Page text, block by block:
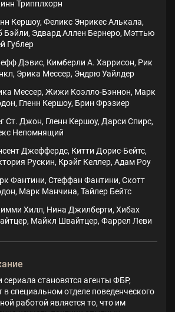
Трипплхорн
Кершоу, Феликс Энрикес Алькала,
Бэйли, Эдвард Аллен Бернеро, Мэттью
Гублер
Дэвис, Кимберли А. Харрисон, Рик
Эрика Мессер, Эндрю Уайлдер
Мессер, Жижи Коэлло-Бэннон, Марк
Гленн Кершоу, Брин Фрэзиер
Ст. Джон, Гленн Кершоу, Дарси Спирс,
Непомнящий
Джеффердс, Китти Дорис-Бейтс,
Рускин, Крэйг Келлер, Адам Роу
Фантини, Стеффан Фантини, Скотт
Марк Манчина, Тайлер Бейтс
Хилл, Нина Джилберти, Хибах
Майкл Швайтцер, Фаррел Леви
становятся агенты ФБР,
специальном отделе поведенческого
работой является то, что им